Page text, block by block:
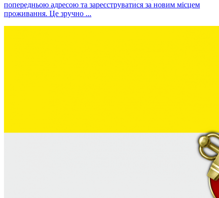
попередньою адресою та зареєструватися за новим місцем
проживання. Це зручно ...